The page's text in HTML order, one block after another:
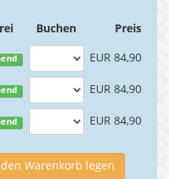
Buchen Preis
EUR 84,90
EUR 84,90
EUR 84,90
Warenkorb legen